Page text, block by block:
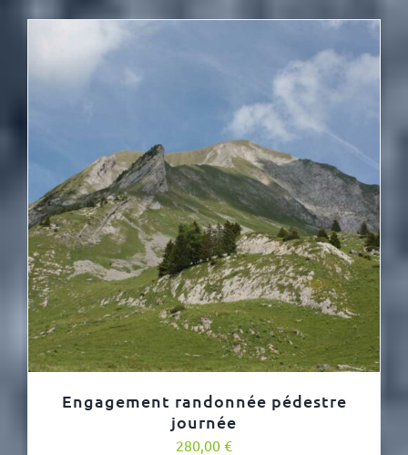
Engagement randonnée pédestre
journée
280,00 €